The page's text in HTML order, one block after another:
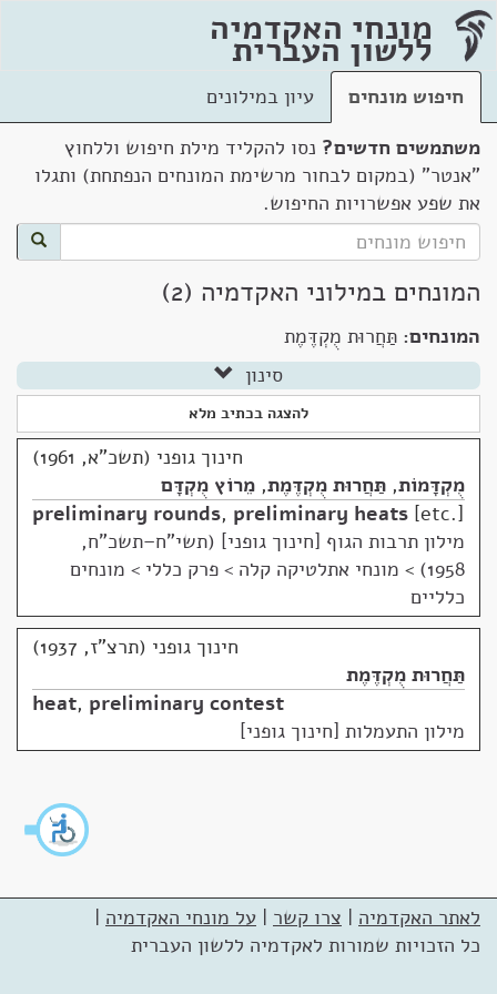
מונחי האקדמיה
ללשון העברית
חיפוש מונחים
עיון במילונים
משתמשים חדשים? נסו להקליד מילת חיפוש וללחוץ
"אנטר" (במקום לבחור מרשימת המונחים הנפתחת) ותגלו
את שפע אפשרויות החיפוש.
המונחים במילוני האקדמיה (2)
המונחים: תַּחֲרוּת מֻקְדֶּמֶת
סינון
להצגה בכתיב מלא
חינוך גופני (תשכ"א, 1961)
מֻקְדָּמוֹת, תַּחֲרוּת מֻקְדֶּמֶת, מֵרוֹץ מֻקְדָּם
preliminary rounds, preliminary heats etc.
מילון תרבות הגוף [חינוך גופני] (תשי"ח–תשכ"ח,
1958)
> מונחי אתלטיקה קלה > פרק כללי > מונחים
כלליים
חינוך גופני (תרצ"ז, 1937)
תַּחֲרוּת מֻקְדֶּמֶת
heat, preliminary contest
מילון התעמלות [חינוך גופני]
לאתר האקדמיה | צרו קשר | על מונחי האקדמיה |
כל הזכויות שמורות לאקדמיה ללשון העברית